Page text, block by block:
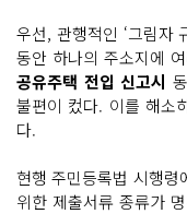
우선, 관행적인 ‘그림자
동안 하나의 주소지에
공유주택 전입 신고시
불편이 컸다. 이를 해소
다.
현행 주민등록법 시행령
위한 제출서류 종류가